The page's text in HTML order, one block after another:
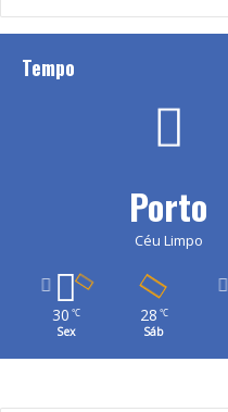
Tempo
Porto
Céu Limpo
30 ℃
Sex
28 ℃
Sáb